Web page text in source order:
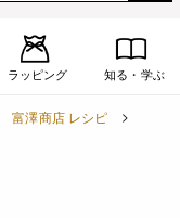
ラッピング 知る・学ぶ
富澤商店 レシピ